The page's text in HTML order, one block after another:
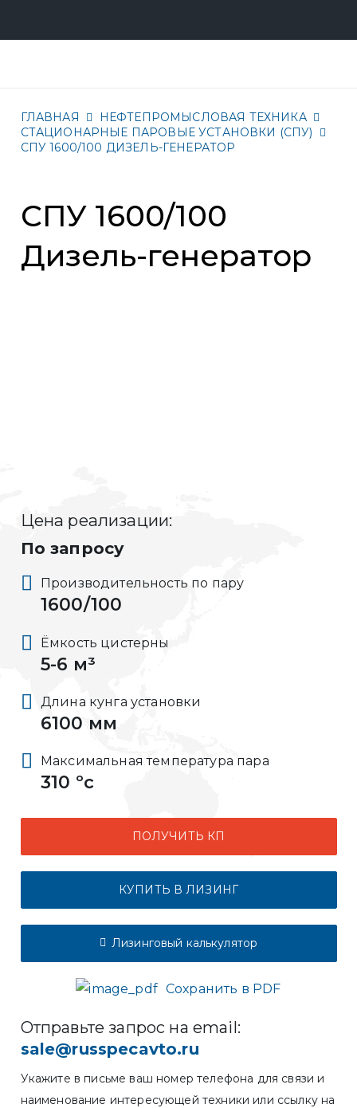
ГЛАВНАЯ
НЕФТЕПРОМЫСЛОВАЯ ТЕХНИКА
СТАЦИОНАРНЫЕ ПАРОВЫЕ УСТАНОВКИ (СПУ)
СПУ 1600/100 ДИЗЕЛЬ-ГЕНЕРАТОР
СПУ 1600/100
Дизель-генератор
Цена реализации:
По запросу
Производительность по пару
1600/100
Ёмкость цистерны
5-6 м³
Длина кунга установки
6100 мм
Максимальная температура пара
310 ºс
ПОЛУЧИТЬ КП
КУПИТЬ В ЛИЗИНГ
Лизинговый калькулятор
Сохранить в PDF
Отправьте запрос на email:
sale@russpecavto.ru
Укажите в письме ваш номер телефона для связи и
наименование интересующей техники или ссылку на